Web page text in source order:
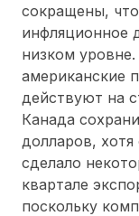
сокращены,
инфляционное
низком
американские
действуют на
Канада
долларов,
сделало
квартале
поскольку